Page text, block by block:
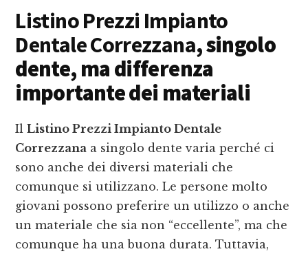
Listino Prezzi Impianto
Dentale Correzzana, singolo
dente, ma differenza
importante dei materiali
IlListino Prezzi Impianto Dentale
Correzzana a singolo dente varia perché ci
sono anche dei diversi materiali che
comunque si utilizzano. Le persone molto
giovani possono preferire un utilizzo o anche
un materiale che sia non “eccellente”, ma che
comunque ha una buona durata. Tuttavia,